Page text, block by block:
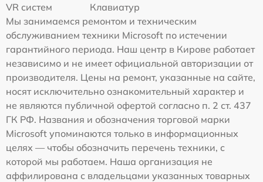
VR систем
Клавиатур
Мы занимаемся ремонтом и техническим
обслуживанием техники Microsoft по истечении
гарантийного периода. Наш центр в Кирове работает
независимо и не имеет официальной авторизации от
производителя. Цены на ремонт, указанные на сайте,
носят исключительно ознакомительный характер и
не являются публичной офертой согласно п. 2 ст. 437
ГК РФ. Названия и обозначения торговой марки
Microsoft упоминаются только в информационных
целях — чтобы обозначить перечень техники, с
которой мы работаем. Наша организация не
аффилирована с владельцами указанных товарных